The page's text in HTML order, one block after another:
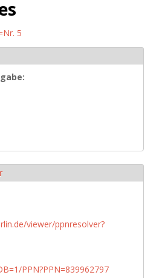
5
viewer/ppnresolver?
PPN?PPN=839962797